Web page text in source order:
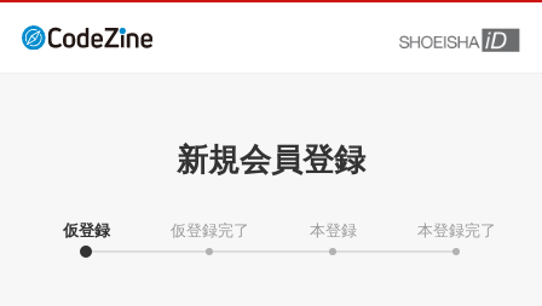
新規会員登録
仮登録 仮登録完了 本登録 本登録完了